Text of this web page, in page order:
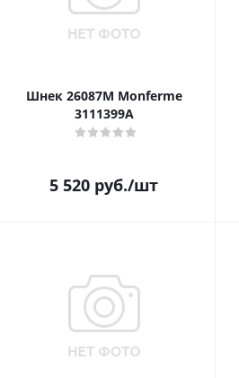
Шнек 26087M Monferme
3111399A
5 520 руб./шт